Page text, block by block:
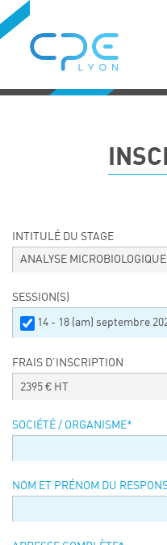
Formations diplômantes
Equipe
Nous choisir
LOCATION DE
Nos clients
Événements
sustainability –
Contacts
INTITULÉ DU STAGE
ANALYSE
SESSION(S)
14 - 18 (am) septembre
FRAIS D’INSCRIPTION
2395 € HT
SOCIÉTÉ / ORGANISME*
NOM ET PRÉNOM DU
Cookies management panel